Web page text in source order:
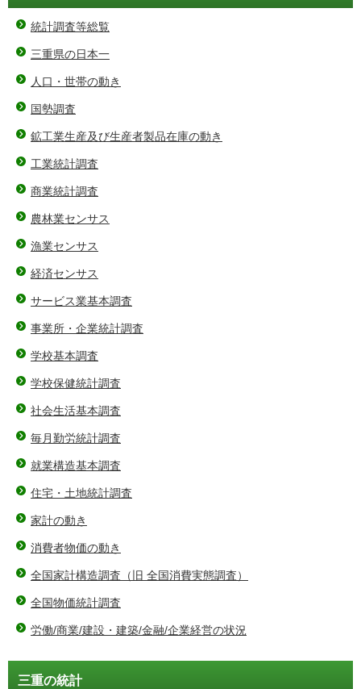
統計調査等総覧
三重県の日本一
人口・世帯の動き
国勢調査
鉱工業生産及び生産者製品在庫の動き
工業統計調査
商業統計調査
農林業センサス
漁業センサス
経済センサス
サービス業基本調査
事業所・企業統計調査
学校基本調査
学校保健統計調査
社会生活基本調査
毎月勤労統計調査
就業構造基本調査
住宅・土地統計調査
家計の動き
消費者物価の動き
全国家計構造調査（旧 全国消費実態調査）
全国物価統計調査
労働/商業/建設・建築/金融/企業経営の状況
三重の統計